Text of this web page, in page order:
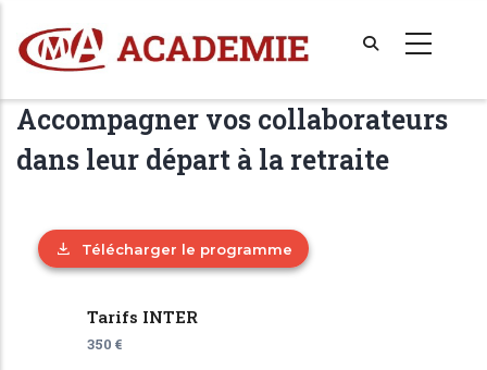
au
contenu
principal
Accompagner vos collaborateurs
dans leur départ à la retraite
Télécharger le programme
Tarifs INTER
350 €